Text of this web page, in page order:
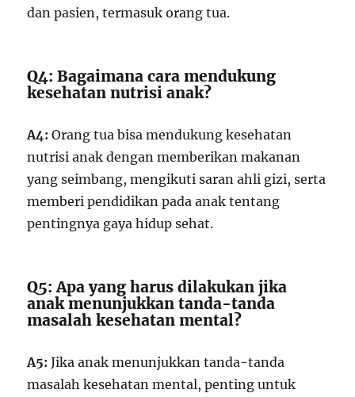
dan pasien, termasuk orang tua.
Q4: Bagaimana cara mendukung
kesehatan nutrisi anak?
A4: Orang tua bisa mendukung kesehatan
nutrisi anak dengan memberikan makanan
yang seimbang, mengikuti saran ahli gizi, serta
memberi pendidikan pada anak tentang
pentingnya gaya hidup sehat.
Q5: Apa yang harus dilakukan jika
anak menunjukkan tanda-tanda
masalah kesehatan mental?
A5: Jika anak menunjukkan tanda-tanda
masalah kesehatan mental, penting untuk